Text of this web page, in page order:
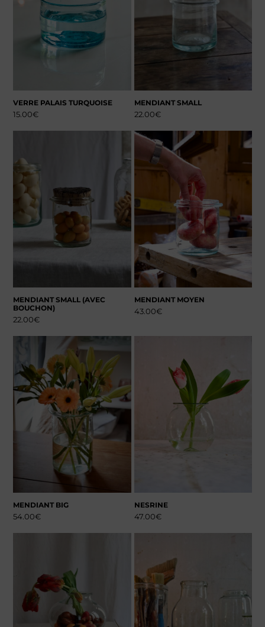
VERRE PALAIS TURQUOISE
15.00€
MENDIANT SMALL
22.00€
MENDIANT SMALL (AVEC
BOUCHON)
22.00€
MENDIANT MOYEN
43.00€
MENDIANT BIG
54.00€
NESRINE
47.00€